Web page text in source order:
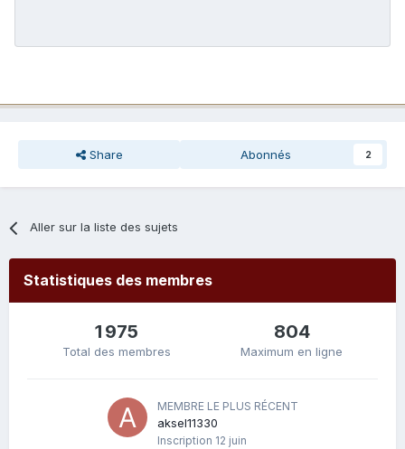
Share Abonnés 2
Aller sur la liste des sujets
Statistiques des membres
1 975
Total des membres
804
Maximum en ligne
MEMBRE LE PLUS RÉCENT
aksel11330
Inscription 12 juin